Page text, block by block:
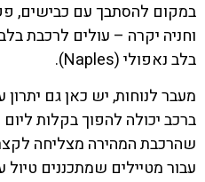
במקום להסתבך עם כבישים,
בלב נאפולי (Naples).
מעבר לנוחות, יש כאן גם
ברכב יכולה להפוך בקלות
שהרכבת המהירה מצליחה
עבור מטיילים שמתכננים טיול